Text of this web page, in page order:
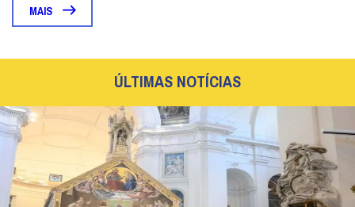
MAIS
ÚLTIMAS NOTÍCIAS